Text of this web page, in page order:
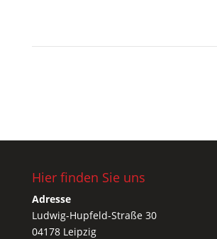
Hier finden Sie uns
Adresse
Ludwig-Hupfeld-Straße 30
04178 Leipzig